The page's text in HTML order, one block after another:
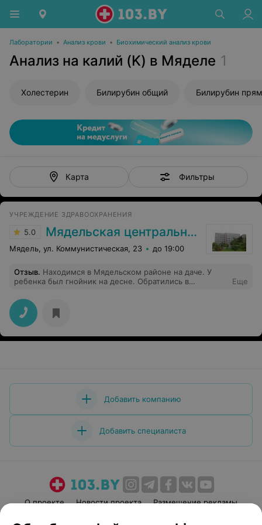
Лаборатории • Анализ крови • Биохимический анализ крови
Анализ на калий (K) в Мяделе 1
Холестерин Билирубин общий Билирубин
Карта Фильтры
УЧРЕЖДЕНИЕ ЗДРАВООХРАНЕНИЯ
5.0 Мядельская центральная районная больница
Мядель, ул. Коммунистическая, 23 до 19:00
Отзыв. Находимся в Мядельском районе на даче. У
ребенка был гнойник на десне. Обратились в
Стоматолог быстро обработала десну, дала
рекомендации. Спасибо за оперативность и
вежливость!
Еще
Добавить компанию
Добавить специалиста
О проекте Новости проекта
Размещение рекламы